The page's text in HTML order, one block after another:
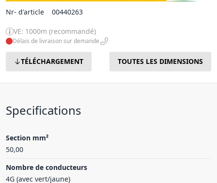
Nr- d'article 00440263
VE: 1000m (recommandé)
Délais de livraison sur demande
TÉLÉCHARGEMENT TOUTES LES DIMENSIONS
Specifications
Section mm²
50,00
Nombre de conducteurs
4G (avec vert/jaune)